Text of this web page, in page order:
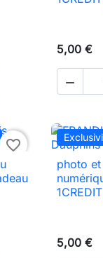
au panier
5,00 €

favorite_border
photo
5,00 €